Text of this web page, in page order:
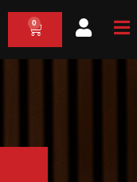
0
Cart